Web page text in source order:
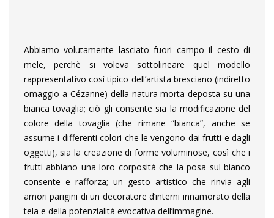
Abbiamo volutamente lasciato fuori campo il cesto di
mele, perchè si voleva sottolineare quel modello
rappresentativo così tipico dell’artista bresciano (indiretto
omaggio a Cézanne) della natura morta deposta su una
bianca tovaglia; ciò gli consente sia la modificazione del
colore della tovaglia (che rimane “bianca”, anche se
assume i differenti colori che le vengono dai frutti e dagli
oggetti), sia la creazione di forme voluminose, così che i
frutti abbiano una loro corposità che la posa sul bianco
consente e rafforza; un gesto artistico che rinvia agli
amori parigini di un decoratore d’interni innamorato della
tela e della potenzialità evocativa dell’immagine.